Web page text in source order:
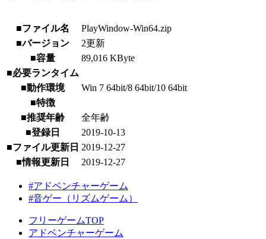
■ファイル名
PlayWindow-Win64.zip
■バージョン
2更新
■容量
89,016 KByte
■必要ランタイム
■動作環境
Win 7 64bit/8 64bit/10 64bit
■特徴
■推奨年齢
全年齢
■登録日
2019-10-13
■ファイル更新日 2019-12-27
■情報更新日
2019-12-27
#アドベンチャーゲーム
#音ゲー（リズムゲーム）
フリーゲームTOP
アドベンチャーゲーム